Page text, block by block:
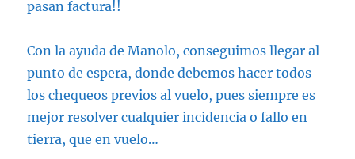
pasan factura!!
Con la ayuda de Manolo, conseguimos llegar al
punto de espera, donde debemos hacer todos
los chequeos previos al vuelo, pues siempre es
mejor resolver cualquier incidencia o fallo en
tierra, que en vuelo…